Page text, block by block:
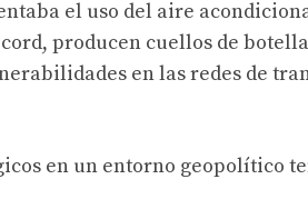
el uso del aire
producen cuellos de
en las redes de
en un entorno geopolítico